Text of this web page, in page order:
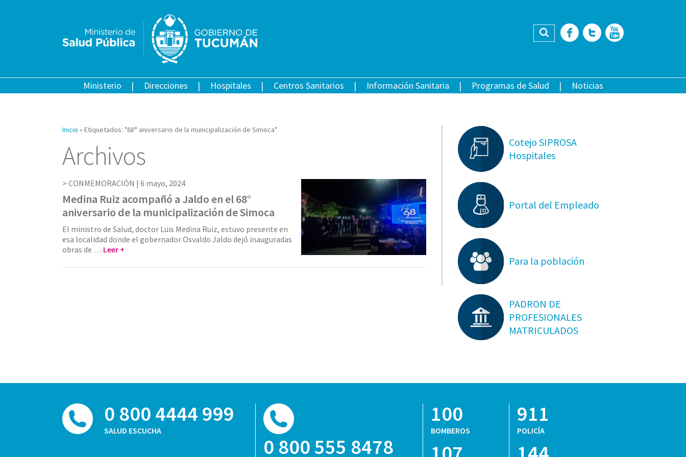
Buscar Facebook
Twitter
Ministerio Direcciones Hospitales Centros Sanitarios Información Sanitaria Programas de Salud Noticias
Inicio » Etiquetados: "68° aniversario de la municipalización de Simoca"
Archivos
CONMEMORACIÓN | 6 mayo, 2024
Medina Ruiz acompañó a Jaldo en el 68°
aniversario de la municipalización de Simoca
El ministro de Salud, doctor Luis Medina Ruiz, estuvo presente en
esa localidad donde el gobernador Osvaldo Jaldo dejó inauguradas
obras de … Leer +
Cotejo SIPROSA
Hospitales
Portal del Empleado
Para la población
PADRON DE
PROFESIONALES
MATRICULADOS
0 800 4444 999
SALUD ESCUCHA
0 800 555 8478
100
BOMBEROS
911
POLICÍA